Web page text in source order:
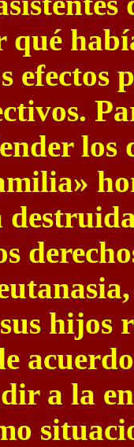
qué
efectos
los
a la